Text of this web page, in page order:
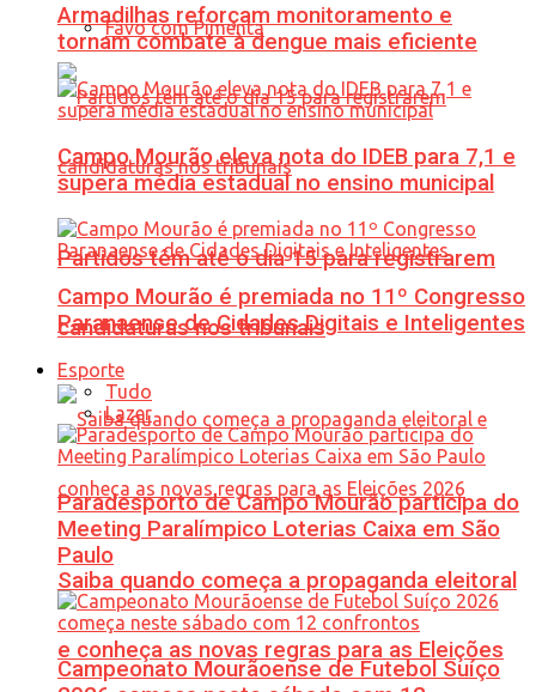
Favo com Pimenta
Partidos têm até o dia 15 para registrarem
candidaturas nos tribunais
Saiba quando começa a propaganda eleitoral
e conheça as novas regras para as Eleições
Armadilhas reforçam monitoramento e
tornam combate à dengue mais eficiente
Campo Mourão eleva nota do IDEB para 7,1 e
supera média estadual no ensino municipal
Campo Mourão é premiada no 11º Congresso
Paranaense de Cidades Digitais e Inteligentes
Esporte
Tudo
Lazer
Paradesporto de Campo Mourão participa do
Meeting Paralímpico Loterias Caixa em São
Paulo
Campeonato Mourãoense de Futebol Suíço